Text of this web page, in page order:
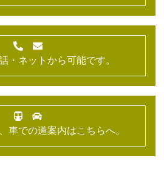
・ネットから可能です。
車での道案内はこちらへ。